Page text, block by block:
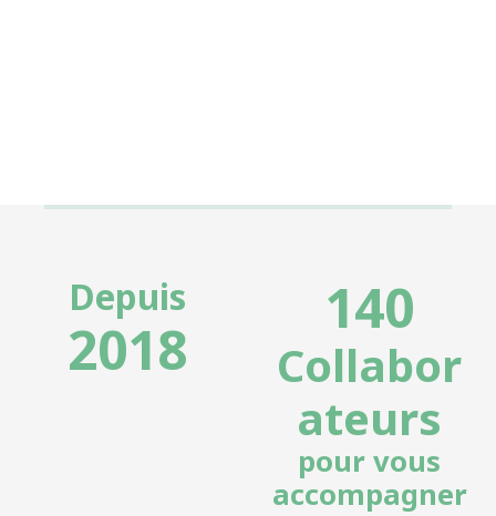
Depuis
2018
140
Collabor
ateurs
pour vous
accompagner